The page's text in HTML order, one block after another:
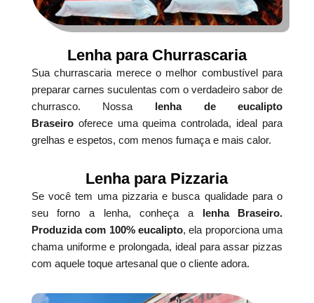
Lenha para Churrascaria
Sua churrascaria merece o melhor combustível para
preparar carnes suculentas com o verdadeiro sabor de
churrasco. Nossa lenha de eucalipto
Braseirooferece uma queima controlada, ideal para
grelhas e espetos, com menos fumaça e mais calor.
Lenha para Pizzaria
Se você tem uma pizzaria e busca qualidade para o
seu forno a lenha, conheça a lenha Braseiro.
Produzida com 100% eucalipto, ela proporciona uma
chama uniforme e prolongada, ideal para assar pizzas
com aquele toque artesanal que o cliente adora.